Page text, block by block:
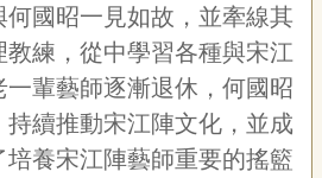
國昭一見如故，並牽線其
練，從中學習各種與宋江
一輩藝師逐漸退休，何國昭
續推動宋江陣文化，並成
養宋江陣藝師重要的搖籃